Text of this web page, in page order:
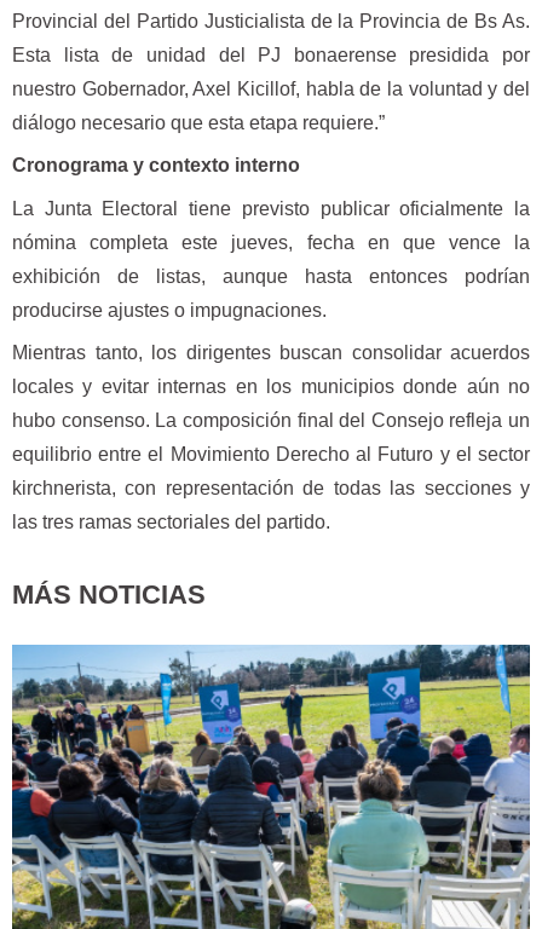
Provincial del Partido Justicialista de la Provincia de Bs As.
Esta lista de unidad del PJ bonaerense presidida por
nuestro Gobernador, Axel Kicillof, habla de la voluntad y del
diálogo necesario que esta etapa requiere.”
Cronograma y contexto interno
La Junta Electoral tiene previsto publicar oficialmente la
nómina completa este jueves, fecha en que vence la
exhibición de listas, aunque hasta entonces podrían
producirse ajustes o impugnaciones.
Mientras tanto, los dirigentes buscan consolidar acuerdos
locales y evitar internas en los municipios donde aún no
hubo consenso. La composición final del Consejo refleja un
equilibrio entre el Movimiento Derecho al Futuro y el sector
kirchnerista, con representación de todas las secciones y
las tres ramas sectoriales del partido.
MÁS NOTICIAS